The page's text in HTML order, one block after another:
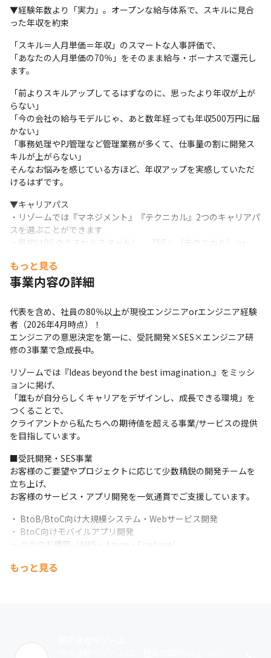
環境を変えたい、もっと成長したいと悩んでいた
キャリアアップ・年収アップを実感しています。
「会社にポジションがあるから」エンジニアを採用するの
ではなく、
「あなたの成長に合わせて、あなたが活躍し続けられる場
をつくる」。
だから、高い定着率が実現できています。
▼経験年数より「実力」。オープンな給与体系で、スキルに見合
った年収を約束
「スキル＝人月単価＝年収」のスマートな人事評価で、
「あなたの人月単価の70％」をそのまま給与・ボーナスで還元し
ます。
「前よりスキルアップしてるはずなのに、思ったより年収が上が
らない」
「今の会社の給与モデルじゃ、あと数年経っても年収500万円に届
かない」
「事務処理やPJ管理など管理業務が多くて、仕事量の割に開発ス
キルが上がらない」
そんなお悩みを感じている方ほど、年収アップを実感していただ
けるはずです。
▼キャリアパス
・リゾームでは『マネジメント』『テクニカル』2つのキャリアパ
スを選ぶことができます
・最初はPGクラスからスタートし、『SE』（テクニカル） or
リスト』（テクニカル） or 『PM/PL』（マネジメント）と、進み
たい方向を選択し、それに即した案件にアサインして希望のキャ
▼スキルアップの取り組み
・全社でGoogle Workspaceに加入しているため、Gemini及び
NotebookLMが利用可能
・AIサービス検証サポート！利用料金については会社が負担いた
します。※Claude CodeやVertexAIといったサービスを提供して
おります。
・AIの勉強会をはじめとした、知識を深める機会も！
・参画案件先でも約20%がPJ内のコード開発にAIを使用していま
す
もっと見る
事業内容の詳細
代表を含め、社員の80％以上が現役エンジニアorエンジニア経験
者（2026年4月時点）！
エンジニアの意思決定を第一に、受託開発×SES×エンジニア研
修の3事業で急成長中。
リゾームでは『Ideas beyond the best imagination.』をミッシ
ョンに掲げ、
「誰もが自分らしくキャリアをデザインし、成長できる環境」を
つくることで、
クライアントから私たちへの期待値を超える事業/サービスの提供
を目指しています。
■受託開発・SES事業
お客様のご要望やプロジェクトに応じて少数精鋭の開発チームを
立ち上げ、
お客様のサービス・アプリ開発を一気通貫でご支援しています。
・ BtoB/BtoC向け大規模システム・Webサービス開発
・ BtoC向けモバイルアプリ開発
・ クラウド構築（AWS・Azure・Firebase）
■エンジニア研修サービス「ITCOLLEGE」
す（2026年4月時点）。
もっと見る